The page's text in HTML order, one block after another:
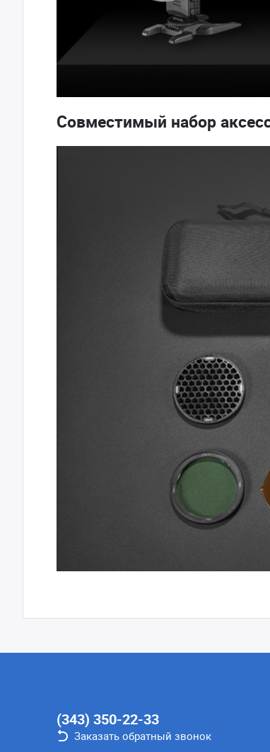
Совместимый набор
(343) 350-22-33
Заказать обратный звонок